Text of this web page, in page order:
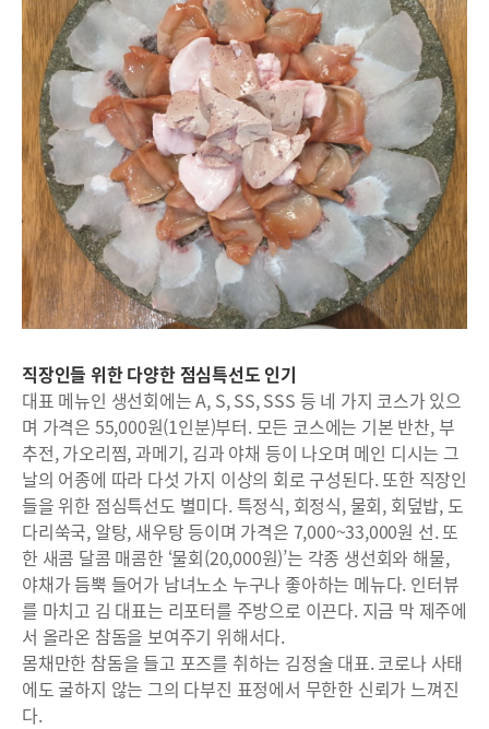
직장인들 위한 다양한 점심특선도 인기
대표 메뉴인 생선회에는 A, S, SS, SSS 등 네 가지 코스가 있으
며 가격은 55,000원(1인분)부터. 모든 코스에는 기본 반찬, 부
추전, 가오리찜, 과메기, 김과 야채 등이 나오며 메인 디시는 그
날의 어종에 따라 다섯 가지 이상의 회로 구성된다. 또한 직장인
들을 위한 점심특선도 별미다. 특정식, 회정식, 물회, 회덮밥, 도
다리쑥국, 알탕, 새우탕 등이며 가격은 7,000~33,000원 선. 또
한 새콤 달콤 매콤한 ‘물회(20,000원)’는 각종 생선회와 해물,
야채가 듬뿍 들어가 남녀노소 누구나 좋아하는 메뉴다. 인터뷰
를 마치고 김 대표는 리포터를 주방으로 이끈다. 지금 막 제주에
서 올라온 참돔을 보여주기 위해서다.
몸채만한 참돔을 들고 포즈를 취하는 김정술 대표. 코로나 사태
에도 굴하지 않는 그의 다부진 표정에서 무한한 신뢰가 느껴진
다.